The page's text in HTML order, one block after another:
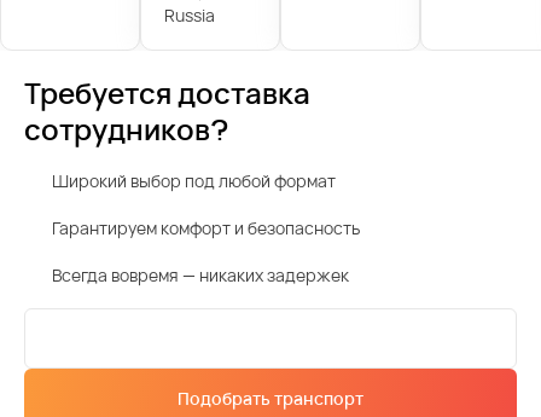
Russia
Требуется доставка
сотрудников?
Широкий выбор под любой формат
Гарантируем комфорт и безопасность
Всегда вовремя — никаких задержек
Подобрать транспорт